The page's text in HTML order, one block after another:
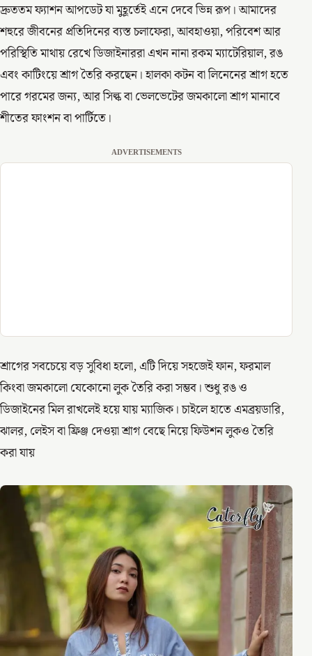
দ্রুততম ফ্যাশন আপডেট যা মুহূর্তেই এনে দেবে ভিন্ন রূপ। আমাদের
শহুরে জীবনের প্রতিদিনের ব্যস্ত চলাফেরা, আবহাওয়া, পরিবেশ আর
পরিস্থিতি মাথায় রেখে ডিজাইনাররা এখন নানা রকম ম্যাটেরিয়াল, রঙ
এবং কাটিংয়ে শ্রাগ তৈরি করছেন। হালকা কটন বা লিনেনের শ্রাগ হতে
পারে গরমের জন্য, আর সিল্ক বা ভেলভেটের জমকালো শ্রাগ মানাবে
শীতের ফাংশন বা পার্টিতে।
ADVERTISEMENTS
শ্রাগের সবচেয়ে বড় সুবিধা হলো, এটি দিয়ে সহজেই ফান, ফরমাল
কিংবা জমকালো যেকোনো লুক তৈরি করা সম্ভব। শুধু রঙ ও
ডিজাইনের মিল রাখলেই হয়ে যায় ম্যাজিক। চাইলে হাতে এমব্রয়ডারি,
ঝালর, লেইস বা ফ্রিঞ্জ দেওয়া শ্রাগ বেছে নিয়ে ফিউশন লুকও তৈরি
করা যায়